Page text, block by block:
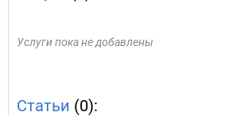
Услуги пока не добавлены
Статьи (0):